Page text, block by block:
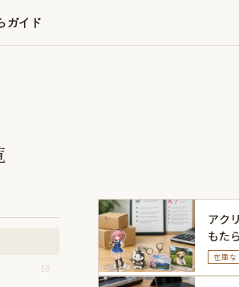
ガイド
10
アク
もた
較在庫な